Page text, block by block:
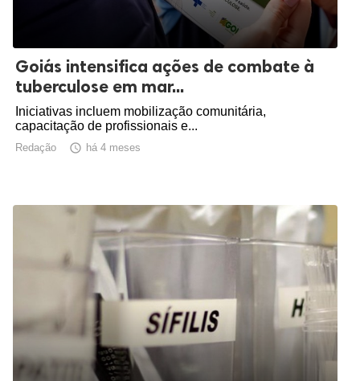
Goiás intensifica ações de combate à
tuberculose em mar...
Iniciativas incluem mobilização comunitária,
capacitação de profissionais e...
Redação  há 4 meses